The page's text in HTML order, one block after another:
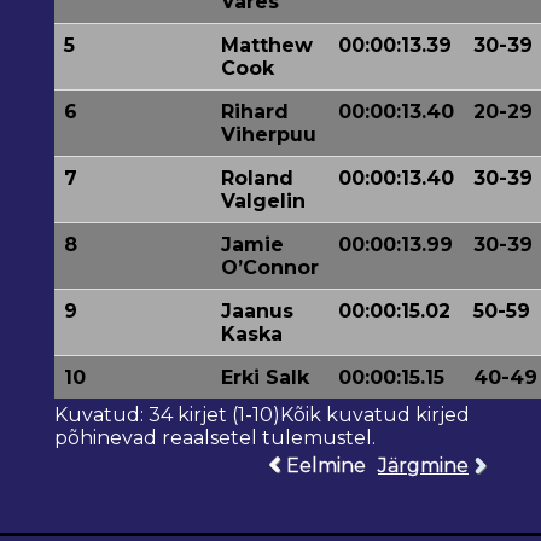
5
Matthew
Cook
00:00:13.39 30-39
6
Rihard
Viherpuu
00:00:13.40 20-29
7
Roland
Valgelin
00:00:13.40 30-39
8
Jamie
O’Connor
00:00:13.99 30-39
9
Jaanus
Kaska
00:00:15.02 50-59
10 Erki Salk 00:00:15.15
40-49
Kuvatud: 34 kirjet (1-10)Kõik kuvatud kirjed
põhinevad reaalsetel tulemustel.
Eelmine Järgmine